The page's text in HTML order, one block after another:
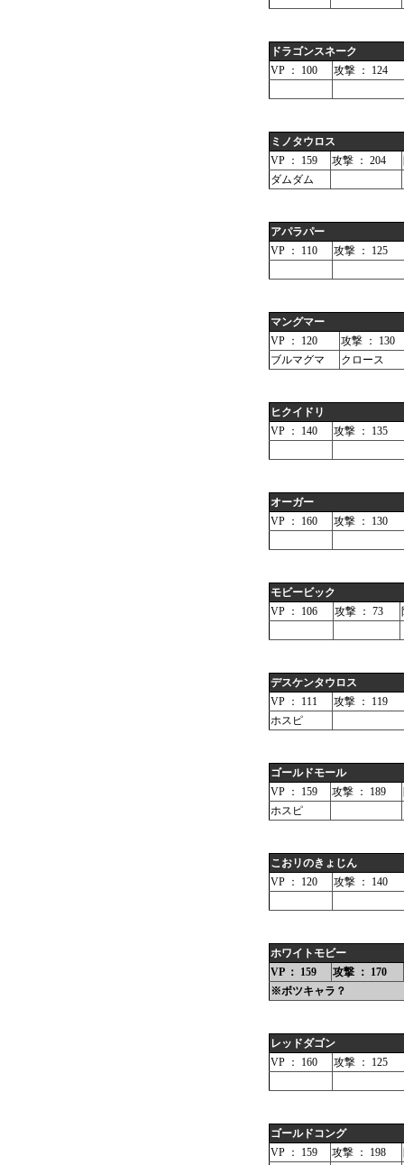
ドラゴンスネーク
VP ： 100
攻撃 ： 124
ミノタウロス
VP ： 159
攻撃 ： 204
ダムダム
アパラパー
VP ： 110
攻撃 ： 125
マングマー
VP ： 120
攻撃 ： 130
ブルマグマ
クロース
ヒクイドリ
VP ： 140
攻撃 ： 135
オーガー
VP ： 160
攻撃 ： 130
モビービック
VP ： 106
攻撃 ： 73
デスケンタウロス
VP ： 111
攻撃 ： 119
ホスピ
ゴールドモール
VP ： 159
攻撃 ： 189
ホスピ
こおリのきょじん
VP ： 120
攻撃 ： 140
ホワイトモビー
VP ： 159
攻撃 ： 170
※ボツキャラ？
レッドダゴン
VP ： 160
攻撃 ： 125
ゴールドコング
VP ： 159
攻撃 ： 198